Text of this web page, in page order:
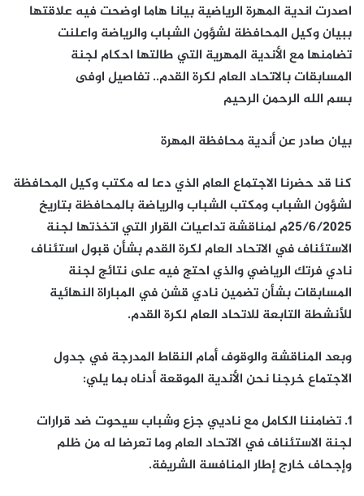
اصدرت اندية المهرة الرياضية بيانا هاما اوضحت فيه علاقتها
ببيان وكيل المحافظة لشؤون الشباب والرياضة واعلنت
تضامنها مع الأندية المهرية التي طالتها احكام لجنة
المسابقات بالاتحاد العام لكرة القدم.. تفاصيل اوفى
بسم الله الرحمن الرحيم
بيان صادر عن أندية محافظة المهرة
كنا قد حضرنا الاجتماع العام الذي دعا له مكتب وكيل المحافظة
لشؤون الشباب ومكتب الشباب والرياضة بالمحافظة بتاريخ
25/6/2025م لمناقشة تداعيات القرار التي اتخذتها لجنة
الاستئناف في الاتحاد العام لكرة القدم بشأن قبول استئناف
نادي فرتك الرياضي والذي احتج فيه على نتائج لجنة
المسابقات بشأن تضمين نادي قشن في المباراة النهائية
للأنشطة التابعة للاتحاد العام لكرة القدم.
وبعد المناقشة والوقوف أمام النقاط المدرجة في جدول
الاجتماع خرجنا نحن الأندية الموقعة أدناه بما يلي:
1. تضامننا الكامل مع ناديي جزع وشباب سيحوت ضد قرارات
لجنة الاستئناف في الاتحاد العام وما تعرضا له من ظلم
وإجحاف خارج إطار المنافسة الشريفة.